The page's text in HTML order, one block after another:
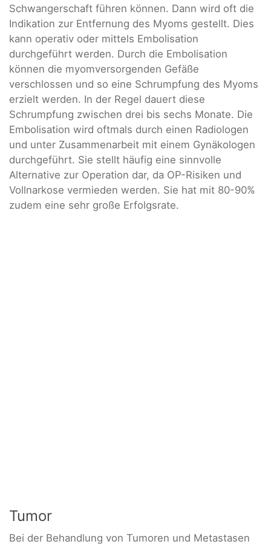
Schwangerschaft führen können. Dann wird oft die
Indikation zur Entfernung des Myoms gestellt. Dies
kann operativ oder mittels Embolisation
durchgeführt werden. Durch die Embolisation
können die myomversorgenden Gefäße
verschlossen und so eine Schrumpfung des Myoms
erzielt werden. In der Regel dauert diese
Schrumpfung zwischen drei bis sechs Monate. Die
Embolisation wird oftmals durch einen Radiologen
und unter Zusammenarbeit mit einem Gynäkologen
durchgeführt. Sie stellt häufig eine sinnvolle
Alternative zur Operation dar, da OP-Risiken und
Vollnarkose vermieden werden. Sie hat mit 80-90%
zudem eine sehr große Erfolgsrate.
Tumor
Bei der Behandlung von Tumoren und Metastasen